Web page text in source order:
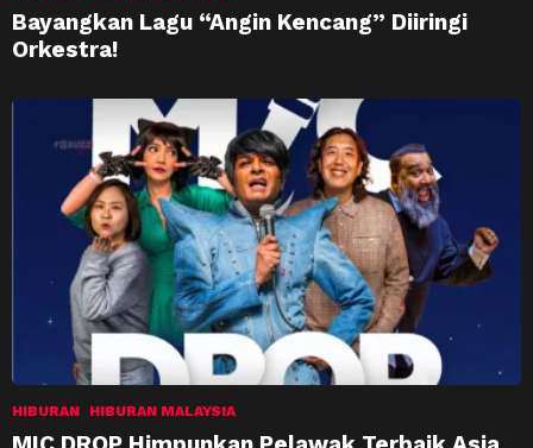
Bayangkan Lagu “Angin Kencang” Diiringi
Orkestra!
HIBURAN HIBURAN MALAYSIA